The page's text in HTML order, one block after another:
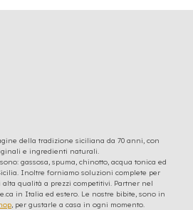
della tradizione siciliana da 70 anni, con
e ingredienti naturali.
gassosa, spuma, chinotto, acqua tonica ed
Inoltre forniamo soluzioni complete per
qualità a prezzi competitivi. Partner nel
in Italia ed estero. Le nostre bibite, sono in
, per gustarle a casa in ogni momento.